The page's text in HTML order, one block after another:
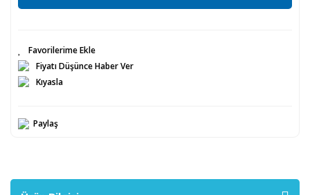
Fiyatı Düşünce Haber Ver
Kıyasla
Paylaş